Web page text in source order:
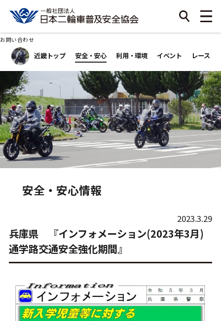
近畿トップ 安全・安心 利用・環境 イベント レース
お問い合わせ
安全・安心情報
2023.3.29
兵庫県 『インフォメーション(2023年3月)
通学路交通安全強化期間』